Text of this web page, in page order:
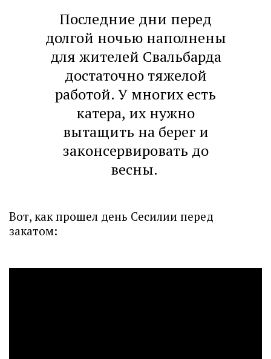
Последние дни перед
долгой ночью наполнены
для жителей Свальбарда
достаточно тяжелой
работой. У многих есть
катера, их нужно
вытащить на берег и
законсервировать до
весны.
Вот, как прошел день Сесилии перед
закатом: